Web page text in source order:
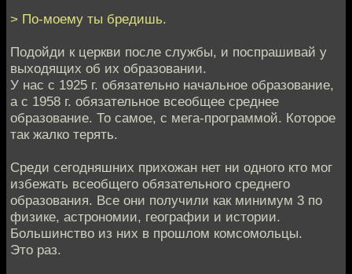
> По-моему ты бредишь.
Подойди к церкви после службы, и поспрашивай у
выходящих об их образовании.
У нас с 1925 г. обязательно начальное образование,
а с 1958 г. обязательное всеобщее среднее
образование. То самое, с мега-программой. Которое
так жалко терять.
Среди сегодняшних прихожан нет ни одного кто мог
избежать всеобщего обязательного среднего
образования. Все они получили как минимум 3 по
физике, астрономии, географии и истории.
Большинство из них в прошлом комсомольцы.
Это раз.